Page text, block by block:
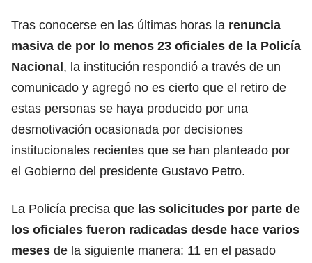
Tras conocerse en las últimas horas la renuncia
masiva de por lo menos 23 oficiales de la Policía
Nacional, la institución respondió a través de un
comunicado y agregó no es cierto que el retiro de
estas personas se haya producido por una
desmotivación ocasionada por decisiones
institucionales recientes que se han planteado por
el Gobierno del presidente Gustavo Petro.
La Policía precisa que las solicitudes por parte de
los oficiales fueron radicadas desde hace varios
meses de la siguiente manera: 11 en el pasado